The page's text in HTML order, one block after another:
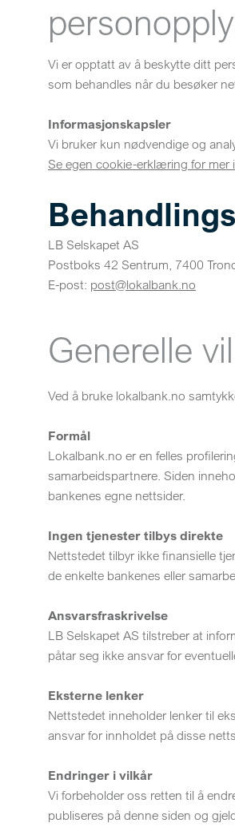
Vi er opptatt av å beskytte ditt
som behandles når du besøker
Informasjonskapsler
Vi bruker kun nødvendige og
Se egen cookie-erklæring for mer
LB Selskapet AS
Postboks 42 Sentrum, 7400
E-post: post@lokalbank.no
Generelle
Ved å bruke lokalbank.no
Formål
Lokalbank.no er en felles
samarbeidspartnere. Siden
bankenes egne nettsider.
Ingen tjenester tilbys direkte
Nettstedet tilbyr ikke finansielle
de enkelte bankenes eller
Ansvarsfraskrivelse
LB Selskapet AS tilstreber at
påtar seg ikke ansvar for
Eksterne lenker
Nettstedet inneholder lenker til
ansvar for innholdet på disse
Endringer i vilkår
Vi forbeholder oss retten til å
publiseres på denne siden og